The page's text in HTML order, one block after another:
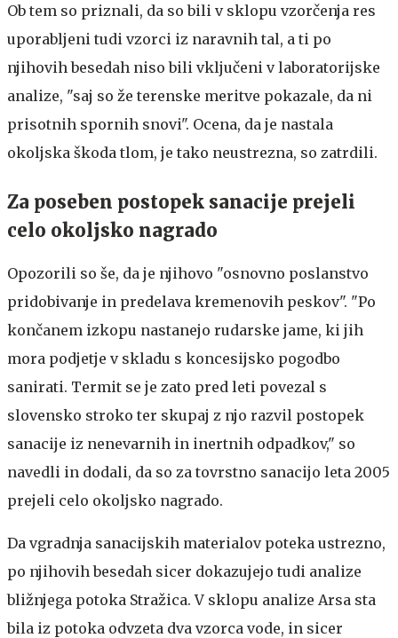
Ob tem so priznali, da so bili v sklopu vzorčenja res
uporabljeni tudi vzorci iz naravnih tal, a ti po
njihovih besedah niso bili vključeni v laboratorijske
analize, "saj so že terenske meritve pokazale, da ni
prisotnih spornih snovi". Ocena, da je nastala
okoljska škoda tlom, je tako neustrezna, so zatrdili.
Za poseben postopek sanacije prejeli
celo okoljsko nagrado
Opozorili so še, da je njihovo "osnovno poslanstvo
pridobivanje in predelava kremenovih peskov". "Po
končanem izkopu nastanejo rudarske jame, ki jih
mora podjetje v skladu s koncesijsko pogodbo
sanirati. Termit se je zato pred leti povezal s
slovensko stroko ter skupaj z njo razvil postopek
sanacije iz nenevarnih in inertnih odpadkov," so
navedli in dodali, da so za tovrstno sanacijo leta 2005
prejeli celo okoljsko nagrado.
Da vgradnja sanacijskih materialov poteka ustrezno,
po njihovih besedah sicer dokazujejo tudi analize
bližnjega potoka Stražica. V sklopu analize Arsa sta
bila iz potoka odvzeta dva vzorca vode, in sicer